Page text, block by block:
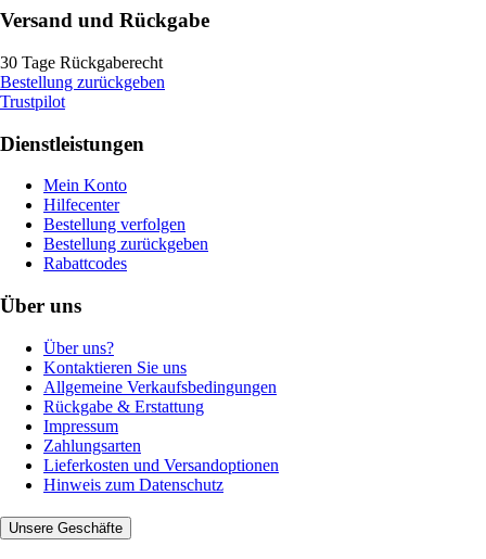
Versand und Rückgabe
30 Tage Rückgaberecht
Bestellung zurückgeben
Trustpilot
Dienstleistungen
Mein Konto
Hilfecenter
Bestellung verfolgen
Bestellung zurückgeben
Rabattcodes
Über uns
Über uns?
Kontaktieren Sie uns
Allgemeine Verkaufsbedingungen
Rückgabe & Erstattung
Impressum
Zahlungsarten
Lieferkosten und Versandoptionen
Hinweis zum Datenschutz
Unsere Geschäfte